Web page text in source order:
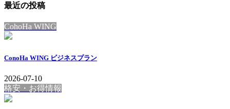
最近の投稿
CohoHa WING
ConoHa WING ビジネスプラン
2026-07-10
格安・お得情報